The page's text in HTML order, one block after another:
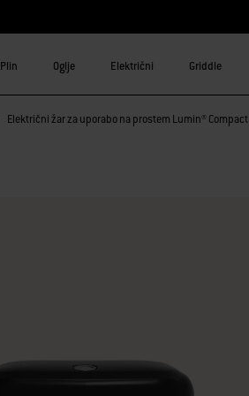
Plin Oglje Električni Griddle
Električni žar za uporabo na prostem Lumin® Compact